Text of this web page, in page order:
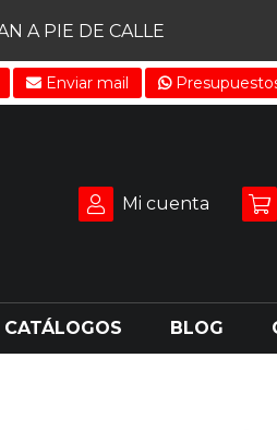
A PIE DE CALLE
Enviar mail
Mi cuenta
CATÁLOGOS BLOG